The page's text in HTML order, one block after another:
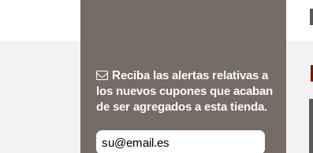
Reciba las alertas relativas a
los nuevos cupones que acaban
de ser agregados a esta tienda.